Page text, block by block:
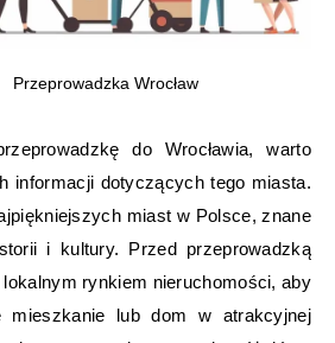
Przeprowadzka Wrocław
do Wrocławia, warto
informacji dotyczących tego miasta.
miast w Polsce, znane
i kultury. Przed przeprowadzką
rynkiem nieruchomości, aby
mieszkanie lub dom w atrakcyjnej